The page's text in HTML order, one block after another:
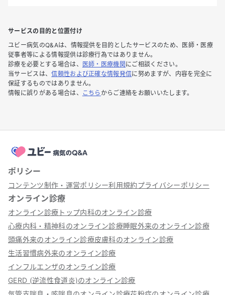
サービスの目的と位置付け
ユビー病気のQ&Aは、情報提供を目的としたサービスのため、医師・医療
従事者等による情報提供は診療行為ではありません。
診療を必要とする場合は、
医師・医療機関 にご相談ください。
当サービスは、信頼性および正確な情報発信に努めますが、内容を完全に
保証するものではありません。
情報に誤りがある場合は、
こちら からご連絡をお願いいたします。
ポリシー
コンテンツ制作・運営ポリシー利用規約プライバシーポリシー
オンライン診療
オンライン診療トップ内科のオンライン診療
心療内科・精神科のオンライン診療睡眠外来のオンライン診療
頭痛外来のオンライン診療皮膚科のオンライン診療
生活習慣病外来のオンライン診療
インフルエンザのオンライン診療
GERD (逆流性食道炎)のオンライン診療